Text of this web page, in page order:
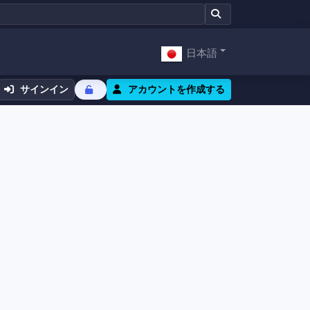
日本語
サインイン アカウントを作成する